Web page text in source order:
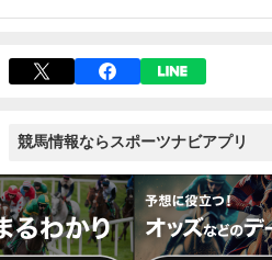
競馬情報ならスポーツナビアプリ